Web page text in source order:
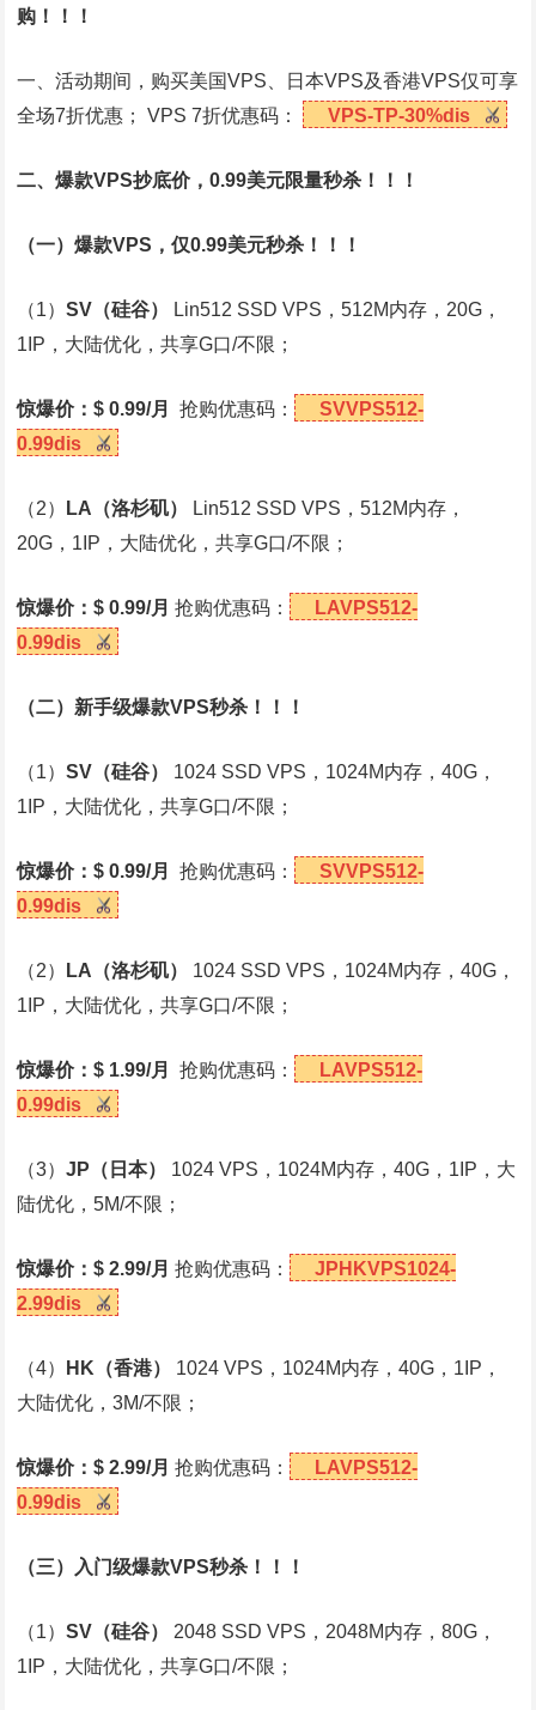
购！！！
一、活动期间，购买美国VPS、日本VPS及香港VPS仅可享
全场7折优惠； VPS 7折优惠码：
VPS-TP-30%dis
二、爆款VPS抄底价，0.99美元限量秒杀！！！
（一）爆款VPS，仅0.99美元秒杀！！！
（1）SV （硅谷）
Lin512 SSD VPS，512M内存，20G，
1IP，大陆优化，共享G口/不限；
惊爆价：$ 0.99/月 抢购优惠码：
SVVPS512-
0.99dis
（2） LA （洛杉矶）
Lin512 SSD VPS，512M内存，
20G，1IP，大陆优化，共享G口/不限；
惊爆价：$ 0.99/月 抢购优惠码：
LAVPS512-
0.99dis
（二）新手级爆款VPS秒杀！！！
（1）SV （硅谷）
1024 SSD VPS，1024M内存，40G，
1IP，大陆优化，共享G口/不限；
惊爆价：$ 0.99/月 抢购优惠码：
SVVPS512-
0.99dis
（2） LA （洛杉矶）
1024 SSD VPS，1024M内存，40G，
1IP，大陆优化，共享G口/不限；
惊爆价：$ 1.99/月 抢购优惠码：
LAVPS512-
0.99dis
（3）JP （日本）
1024 VPS，1024M内存，40G，1IP，大
陆优化，5M/不限；
惊爆价：$ 2.99/月 抢购优惠码：
JPHKVPS1024-
2.99dis
（4） HK （香港）
1024 VPS，1024M内存，40G，1IP，
大陆优化，3M/不限；
惊爆价：$ 2.99/月 抢购优惠码：
LAVPS512-
0.99dis
（三）入门级爆款VPS秒杀！！！
（1）SV （硅谷）
2048 SSD VPS，2048M内存，80G，
1IP，大陆优化，共享G口/不限；